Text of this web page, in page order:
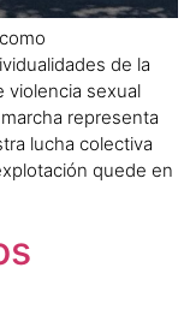
de la
violencia sexual
representa
lucha colectiva
quede en